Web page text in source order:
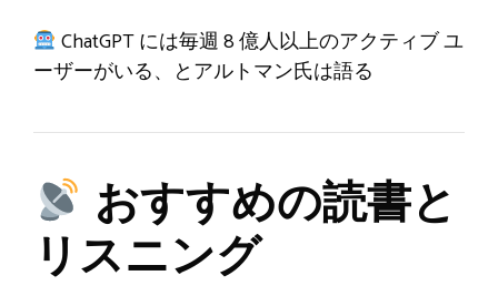
ChatGPT には毎週 8 億人以上のアクティブ ユ
ーザーがいる、とアルトマン氏は語る
おすすめの読書と
リスニング